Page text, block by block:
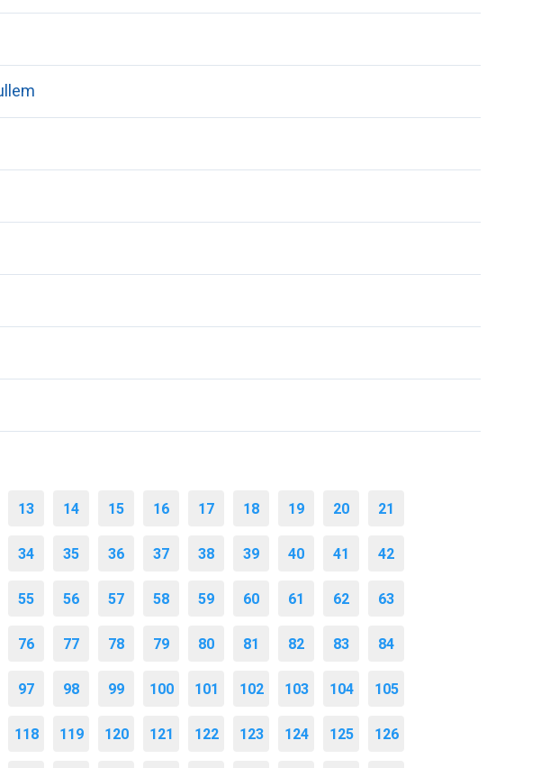
13 14 15 16 17 18 19 20 21
34 35 36 37 38 39 40 41 42
55 56 57 58 59 60 61 62 63
76 77 78 79 80 81 82 83 84
97 98 99 100 101 102 103 104 105
118 119 120 121 122 123 124 125 126